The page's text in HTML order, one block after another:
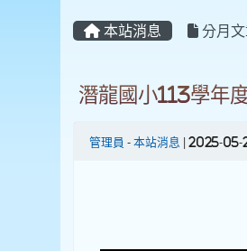
本站消息 分月
潛龍國小113學年
管理員 -本站消息 | 2025-05-